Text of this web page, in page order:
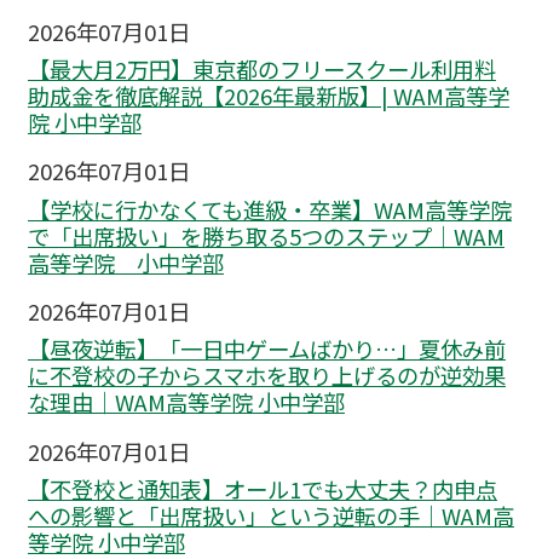
2026年07月01日
【最大月2万円】東京都のフリースクール利用料
助成金を徹底解説【2026年最新版】| WAM高等学
院 小中学部
2026年07月01日
【学校に行かなくても進級・卒業】WAM高等学院
で「出席扱い」を勝ち取る5つのステップ｜WAM
高等学院 小中学部
2026年07月01日
【昼夜逆転】「一日中ゲームばかり…」夏休み前
に不登校の子からスマホを取り上げるのが逆効果
な理由｜WAM高等学院 小中学部
2026年07月01日
【不登校と通知表】オール1でも大丈夫？内申点
への影響と「出席扱い」という逆転の手｜WAM高
等学院 小中学部